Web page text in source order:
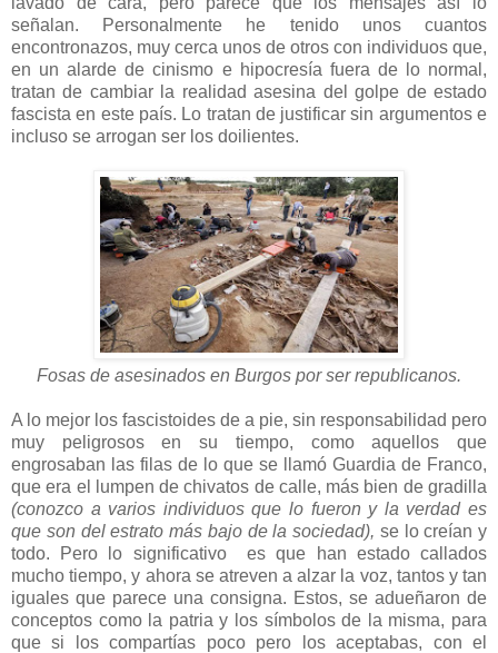
señalan. Personalmente he tenido unos cuantos
encontronazos, muy cerca unos de otros con individuos que,
en un alarde de cinismo e hipocresía fuera de lo normal,
tratan de cambiar la realidad asesina del golpe de estado
fascista en este país. Lo tratan de justificar sin argumentos e
incluso se arrogan ser los doilientes.
Fosas de asesinados en Burgos por ser republicanos.
A lo mejor los fascistoides de a pie, sin responsabilidad pero
muy peligrosos en su tiempo, como aquellos que
engrosaban las filas de lo que se llamó Guardia de Franco,
que era el lumpen de chivatos de calle, más bien de gradilla
(conozco a varios individuos que lo fueron y la verdad es
que son del estrato más bajo de la sociedad), se lo creían y
todo. Pero lo significativo es que han estado callados
mucho tiempo, y ahora se atreven a alzar la voz, tantos y tan
iguales que parece una consigna. Estos, se adueñaron de
conceptos como la patria y los símbolos de la misma, para
que si los compartías poco pero los aceptabas, con el